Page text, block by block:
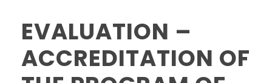
EVALUATION –
ACCREDITATION OF